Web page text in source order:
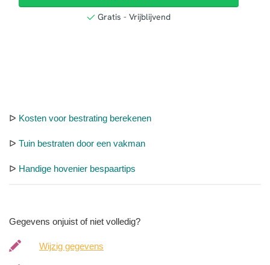
ᐅ Kosten voor bestrating berekenen
ᐅ Tuin bestraten door een vakman
ᐅ Handige hovenier bespaartips
Gegevens onjuist of niet volledig?
Wijzig gegevens